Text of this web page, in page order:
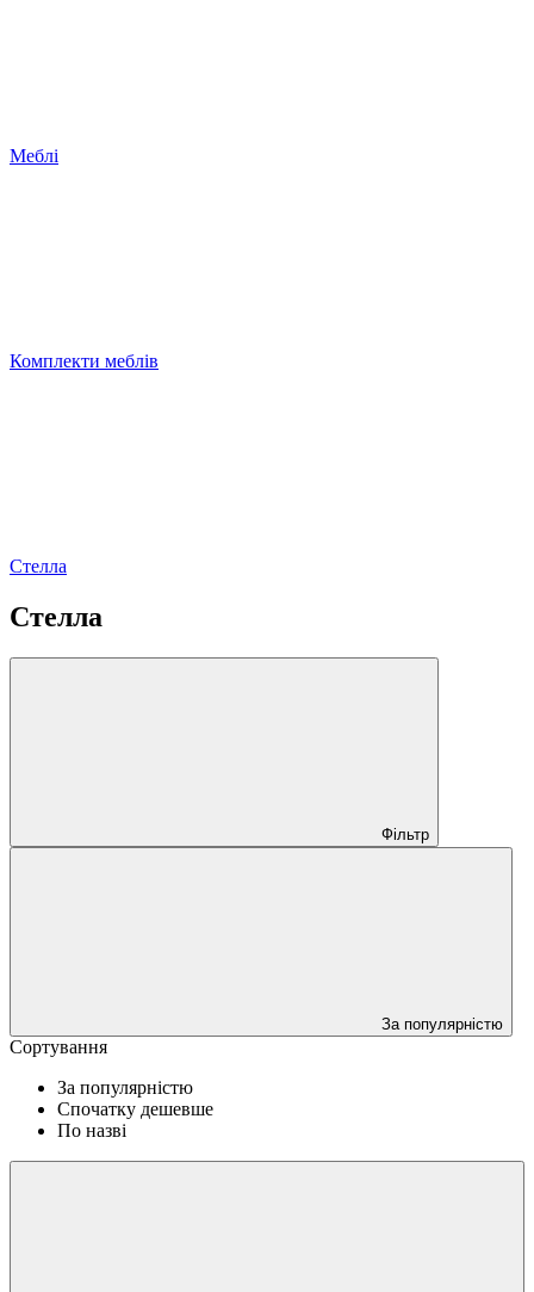
Меблі
Комплекти меблів
Стелла
Стелла
Фільтр
За популярністю
Сортування
За популярністю
Спочатку дешевше
По назві